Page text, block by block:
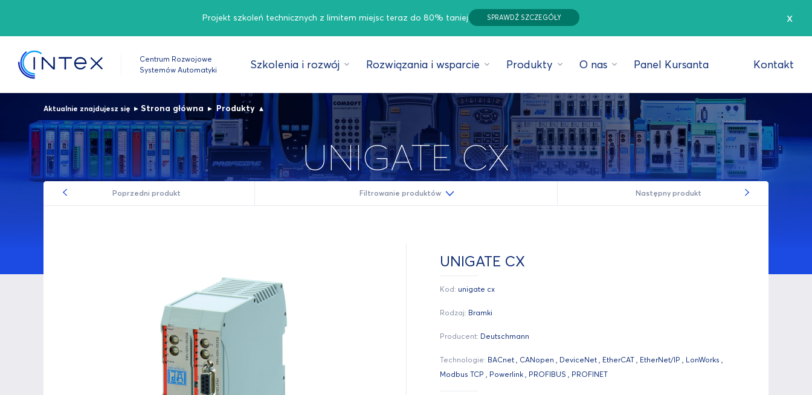
Projekt szkoleń technicznych z limitem miejsc teraz do 80% taniej SPRAWDŹ SZCZEGÓŁY x
Centrum Rozwojowe
Systemów Automatyki
Szkolenia i rozwój Rozwiązania i wsparcie Produkty O nas Panel Kursanta Kontakt
Aktualnie znajdujesz się ▸ Strona główna ▸ Produkty ▴
UNIGATE CX
Poprzedni produkt Filtrowanie produktów Następny produkt
UNIGATE CX
Kod: unigate cx
Rodzaj: Bramki
Producent: Deutschmann
Technologie: BACnet , CANopen , DeviceNet , EtherCAT , EtherNet/IP , LonWorks ,
Modbus TCP , Powerlink , PROFIBUS , PROFINET